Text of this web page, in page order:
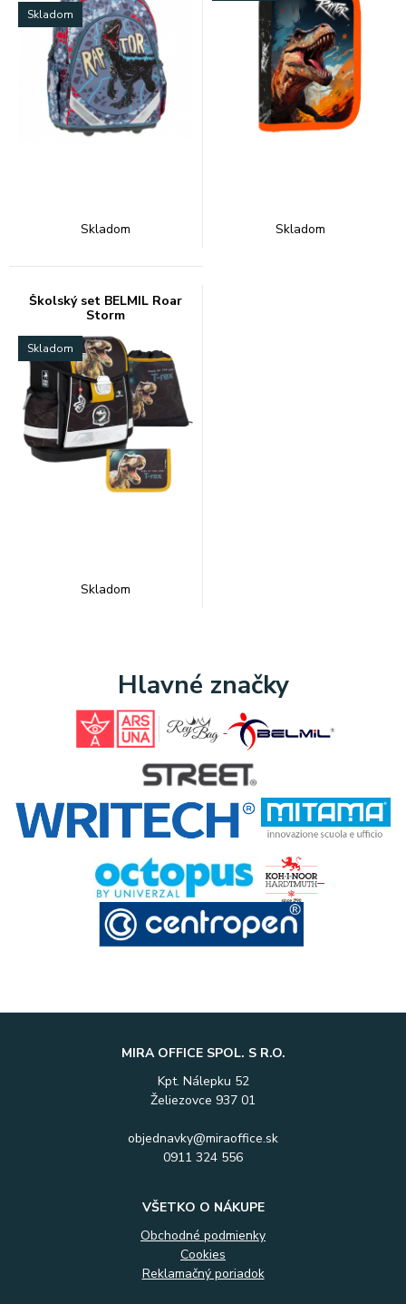
Skladom
Skladom Skladom
Školský set BELMIL Roar
Storm
Skladom
Skladom
Hlavné značky
MIRA OFFICE SPOL. S R.O.
Kpt. Nálepku 52
Želiezovce 937 01
objednavky@miraoffice.sk
0911 324 556
VŠETKO O NÁKUPE
Obchodné podmienky
Cookies
Reklamačný poriadok